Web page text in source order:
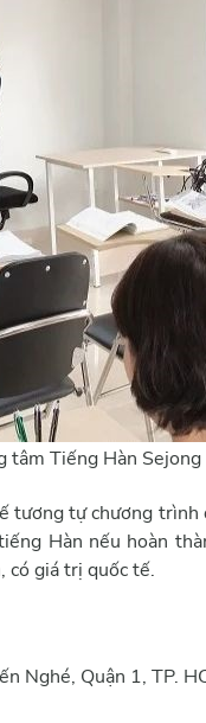
tâm Tiếng Hàn Sejong
tự chương trình
Hàn nếu hoàn
có giá trị quốc tế.
Nghé, Quận 1, TP.